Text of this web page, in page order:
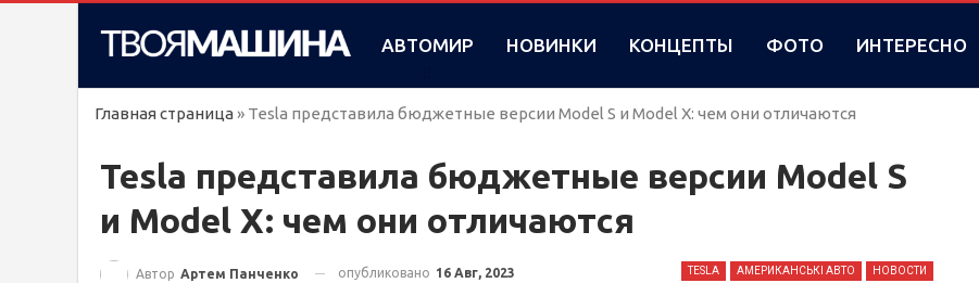
АВТОМИР НОВИНКИ КОНЦЕПТЫ ФОТО ИНТЕРЕСНО
Главная страница » Tesla представила бюджетные версии Model S и Model X: чем они отличаются
Tesla представила бюджетные версии Model S
и Model X: чем они отличаются
TESLA АМЕРИКАНСЬКІ АВТО НОВОСТИ
Автор Артем Панченко опубликовано 16 Авг, 2023